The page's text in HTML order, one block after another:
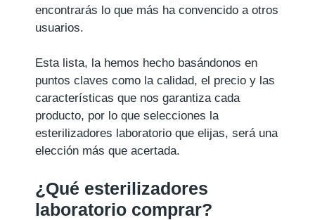
encontrarás lo que más ha convencido a otros
usuarios.
Esta lista, la hemos hecho basándonos en
puntos claves como la calidad, el precio y las
características que nos garantiza cada
producto, por lo que selecciones la
esterilizadores laboratorio que elijas, será una
elección más que acertada.
¿Qué esterilizadores
laboratorio comprar?